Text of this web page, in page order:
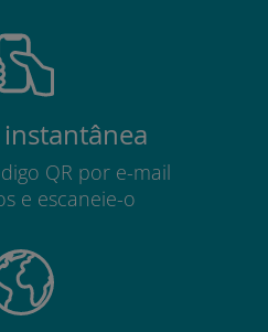
QR por e-mail
e escaneie-o